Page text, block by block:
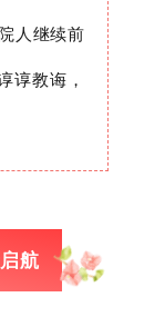
人继续前
谆教诲，
航